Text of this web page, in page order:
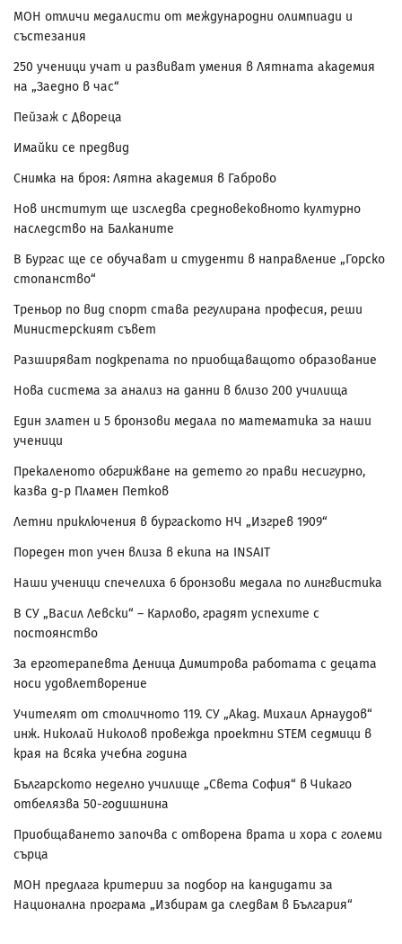
МОН отличи медалисти от международни олимпиади и
състезания
250 ученици учат и развиват умения в Лятната академия
на „Заедно в час“
Пейзаж с Двореца
Имайки се предвид
Снимка на броя: Лятна академия в Габрово
Нов институт ще изследва средновековното културно
наследство на Балканите
В Бургас ще се обучават и студенти в направление „Горско
стопанство“
Треньор по вид спорт става регулирана професия, реши
Министерският съвет
Разширяват подкрепата по приобщаващото образование
Нова система за анализ на данни в близо 200 училища
Един златен и 5 бронзови медала по математика за наши
ученици
Прекаленото обгрижване на детето го прави несигурно,
казва д-р Пламен Петков
Летни приключения в бургаското НЧ „Изгрев 1909“
Пореден топ учен влиза в екипа на INSAIT
Наши ученици спечелиха 6 бронзови медала по лингвистика
В СУ „Васил Левски“ – Карлово, градят успехите с
постоянство
За ерготерапевта Деница Димитрова работата с децата
носи удовлетворение
Учителят от столичното 119. СУ „Акад. Михаил Арнаудов“
инж. Николай Николов провежда проектни STEM седмици в
края на всяка учебна година
Българското неделно училище „Света София“ в Чикаго
отбелязва 50-годишнина
Приобщаването започва с отворена врата и хора с големи
сърца
МОН предлага критерии за подбор на кандидати за
Национална програма „Избирам да следвам в България“